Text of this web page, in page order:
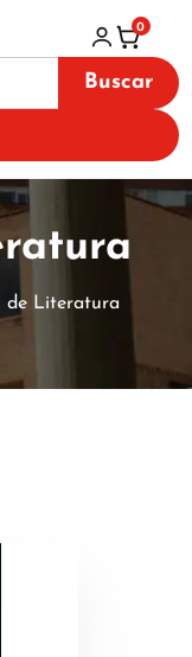
Buscar
0
de Literatura